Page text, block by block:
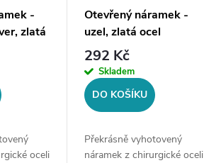
-
zlatá
oceli
Otevřený náramek -
uzel, zlatá ocel
292 Kč
Skladem
DO KOŠÍKU
Překrásně vyhotovený
náramek z chirurgické oceli